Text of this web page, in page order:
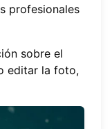
profesionales
sobre el
editar la foto,